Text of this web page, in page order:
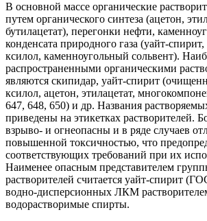
В основной массе органические
путем органического синтеза (ацетон,
бутилацетат), перегонки нефти,
конденсата природного газа (уайт-
ксилол, каменноугольный сольвент).
распространенными органическими
являются скипидар, уайт-спирит
ксилол, ацетон, этилацетат,
647, 648, 650) и др. Названия
приведены на этикетках растворителей.
взрыво- и огнеопасны и в ряде случаев
повышенной токсичностью, что
соответствующих требований при их
Наименее опасным представителем
растворителей считается уайт-спирит
водно-дисперсионных ЛКМ
водорастворимые спирты.